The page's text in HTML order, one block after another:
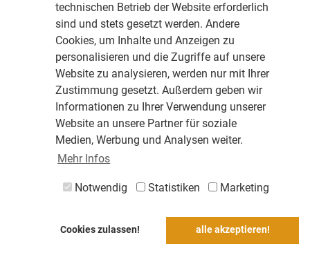
technischen Betrieb der Website erforderlich
sind und stets gesetzt werden. Andere
Cookies, um Inhalte und Anzeigen zu
personalisieren und die Zugriffe auf unsere
Website zu analysieren, werden nur mit Ihrer
Zustimmung gesetzt. Außerdem geben wir
Informationen zu Ihrer Verwendung unserer
Website an unsere Partner für soziale
Medien, Werbung und Analysen weiter.
Mehr Infos
Notwendig Statistiken Marketing
Cookies zulassen! alle akzeptieren!